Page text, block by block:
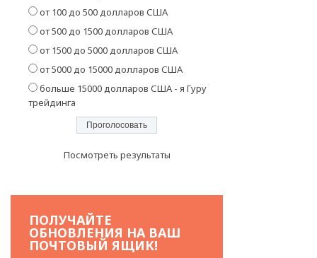
от 100 до 500 долларов США
от 500 до 1500 долларов США
от 1500 до 5000 долларов США
от 5000 до 15000 долларов США
больше 15000 долларов США - я Гуру
трейдинга
Посмотреть результаты
ПОЛУЧАЙТЕ
ОБНОВЛЕНИЯ НА ВАШ
ПОЧТОВЫЙ ЯЩИК!